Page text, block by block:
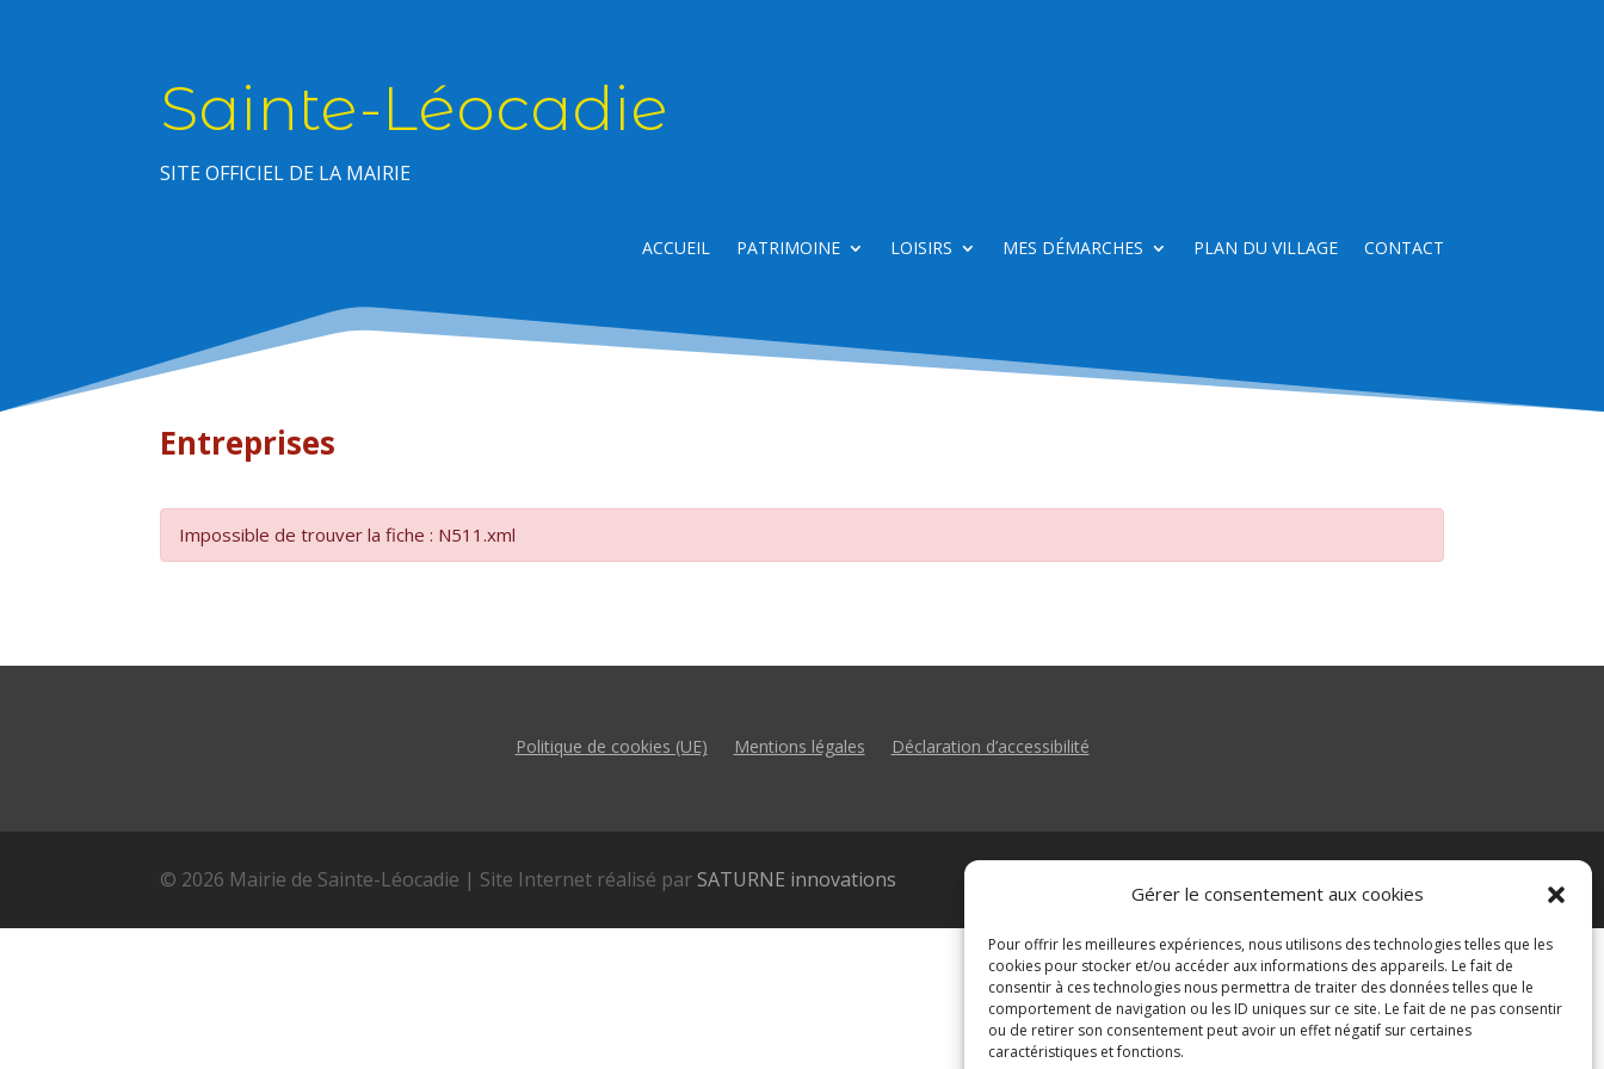
Gérer le consentement aux cookies
Pour offrir les meilleures expériences, nous utilisons des technologies telles que les
cookies pour stocker et/ou accéder aux informations des appareils. Le fait de
consentir à ces technologies nous permettra de traiter des données telles que le
comportement de navigation ou les ID uniques sur ce site. Le fait de ne pas consentir
ou de retirer son consentement peut avoir un effet négatif sur certaines
caractéristiques et fonctions.
Sainte-Léocadie
SITE OFFICIEL DE LA MAIRIE
ACCUEIL PATRIMOINE LOISIRS MES DÉMARCHES PLAN DU VILLAGE CONTACT
Entreprises
Impossible de trouver la fiche : N511.xml
Politique de cookies (UE) Mentions légales Déclaration d’accessibilité
© 2026 Mairie de Sainte-Léocadie | Site Internet réalisé par SATURNE innovations